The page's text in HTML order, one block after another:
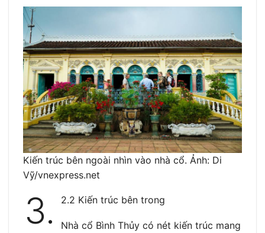
Kiến trúc bên ngoài nhìn vào nhà cổ. Ảnh: Di
Vỹ/vnexpress.net
3. 2.2 Kiến trúc bên trong
Nhà cổ Bình Thủy có nét kiến trúc mang